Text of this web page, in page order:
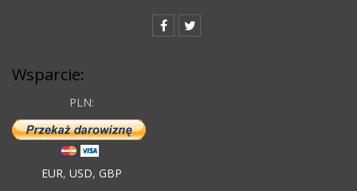
Wsparcie:
PLN:
EUR, USD, GBP